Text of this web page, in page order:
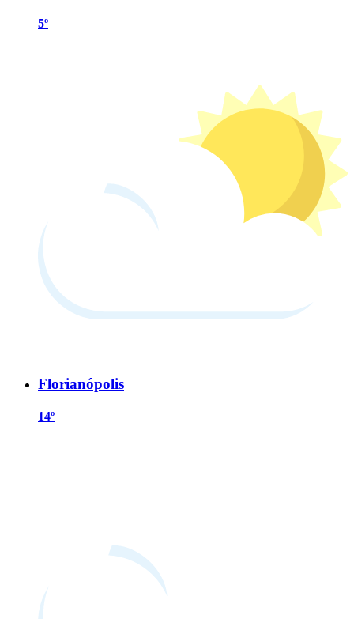
5º
Florianópolis
14º